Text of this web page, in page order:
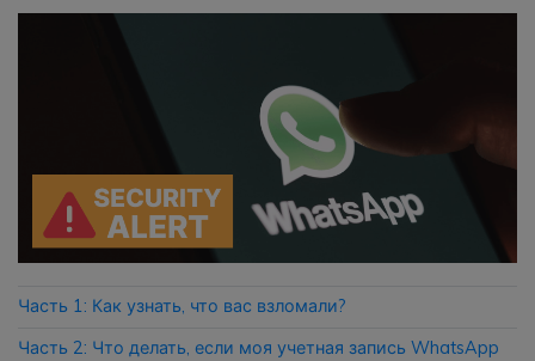
Mutsapper
Передавайте данные WhatsApp &
WhatsApp Business без сброса
Часть 1: Как узнать, что вас взломали?
Часть 2: Что делать, если моя учетная запись WhatsApp